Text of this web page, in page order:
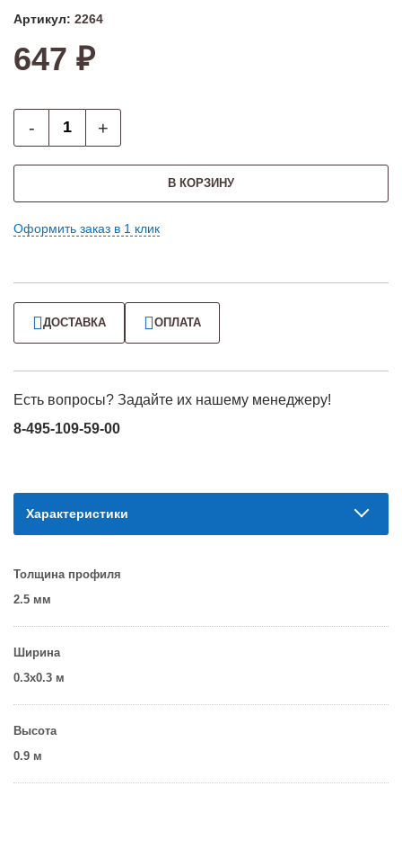
Артикул: 2264
647 ₽
- +
В КОРЗИНУ
Оформить заказ в 1 клик
ДОСТАВКА ОПЛАТА
Есть вопросы? Задайте их нашему менеджеру!
8-495-109-59-00
Характеристики
Толщина профиля
2.5 мм
Ширина
0.3х0.3 м
Высота
0.9 м